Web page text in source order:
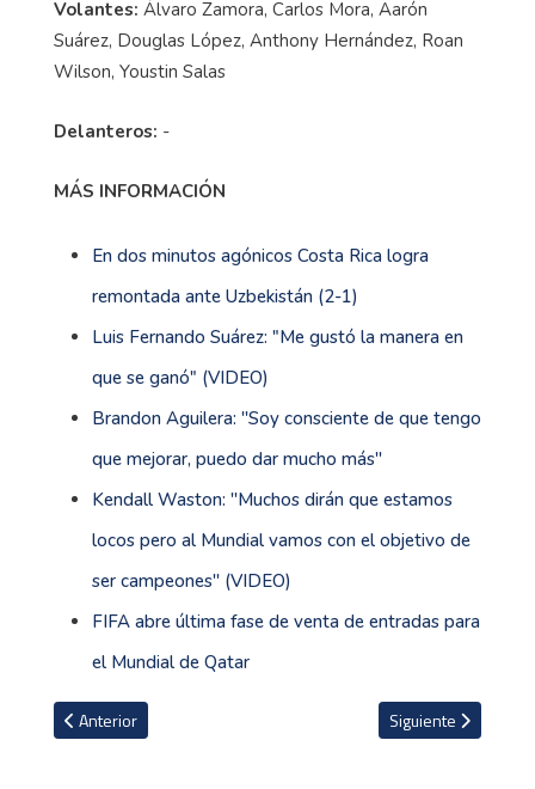
Volantes: Álvaro Zamora, Carlos Mora, Aarón
Suárez, Douglas López, Anthony Hernández, Roan
Wilson, Youstin Salas
Delanteros: -
MÁS INFORMACIÓN
En dos minutos agónicos Costa Rica logra
remontada ante Uzbekistán (2-1)
Luis Fernando Suárez: "Me gustó la manera en
que se ganó" (VIDEO)
Brandon Aguilera: ''Soy consciente de que tengo
que mejorar, puedo dar mucho más''
Kendall Waston: ''Muchos dirán que estamos
locos pero al Mundial vamos con el objetivo de
ser campeones'' (VIDEO)
FIFA abre última fase de venta de entradas para
el Mundial de Qatar
Artículo anterior: El uno a uno de Costa Rica en última prueba
Anterior Artículo siguiente:
Siguiente